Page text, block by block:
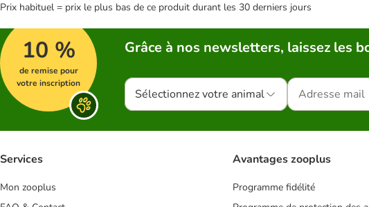
Prix habituel = prix le plus bas de ce produit durant les 30 derniers jours
10 %
de remise pour
votre inscription
Grâce à nos newsletters, laissez les
Sélectionnez votre animal
Services
Mon zooplus
Avantages zooplus
Programme fidélité